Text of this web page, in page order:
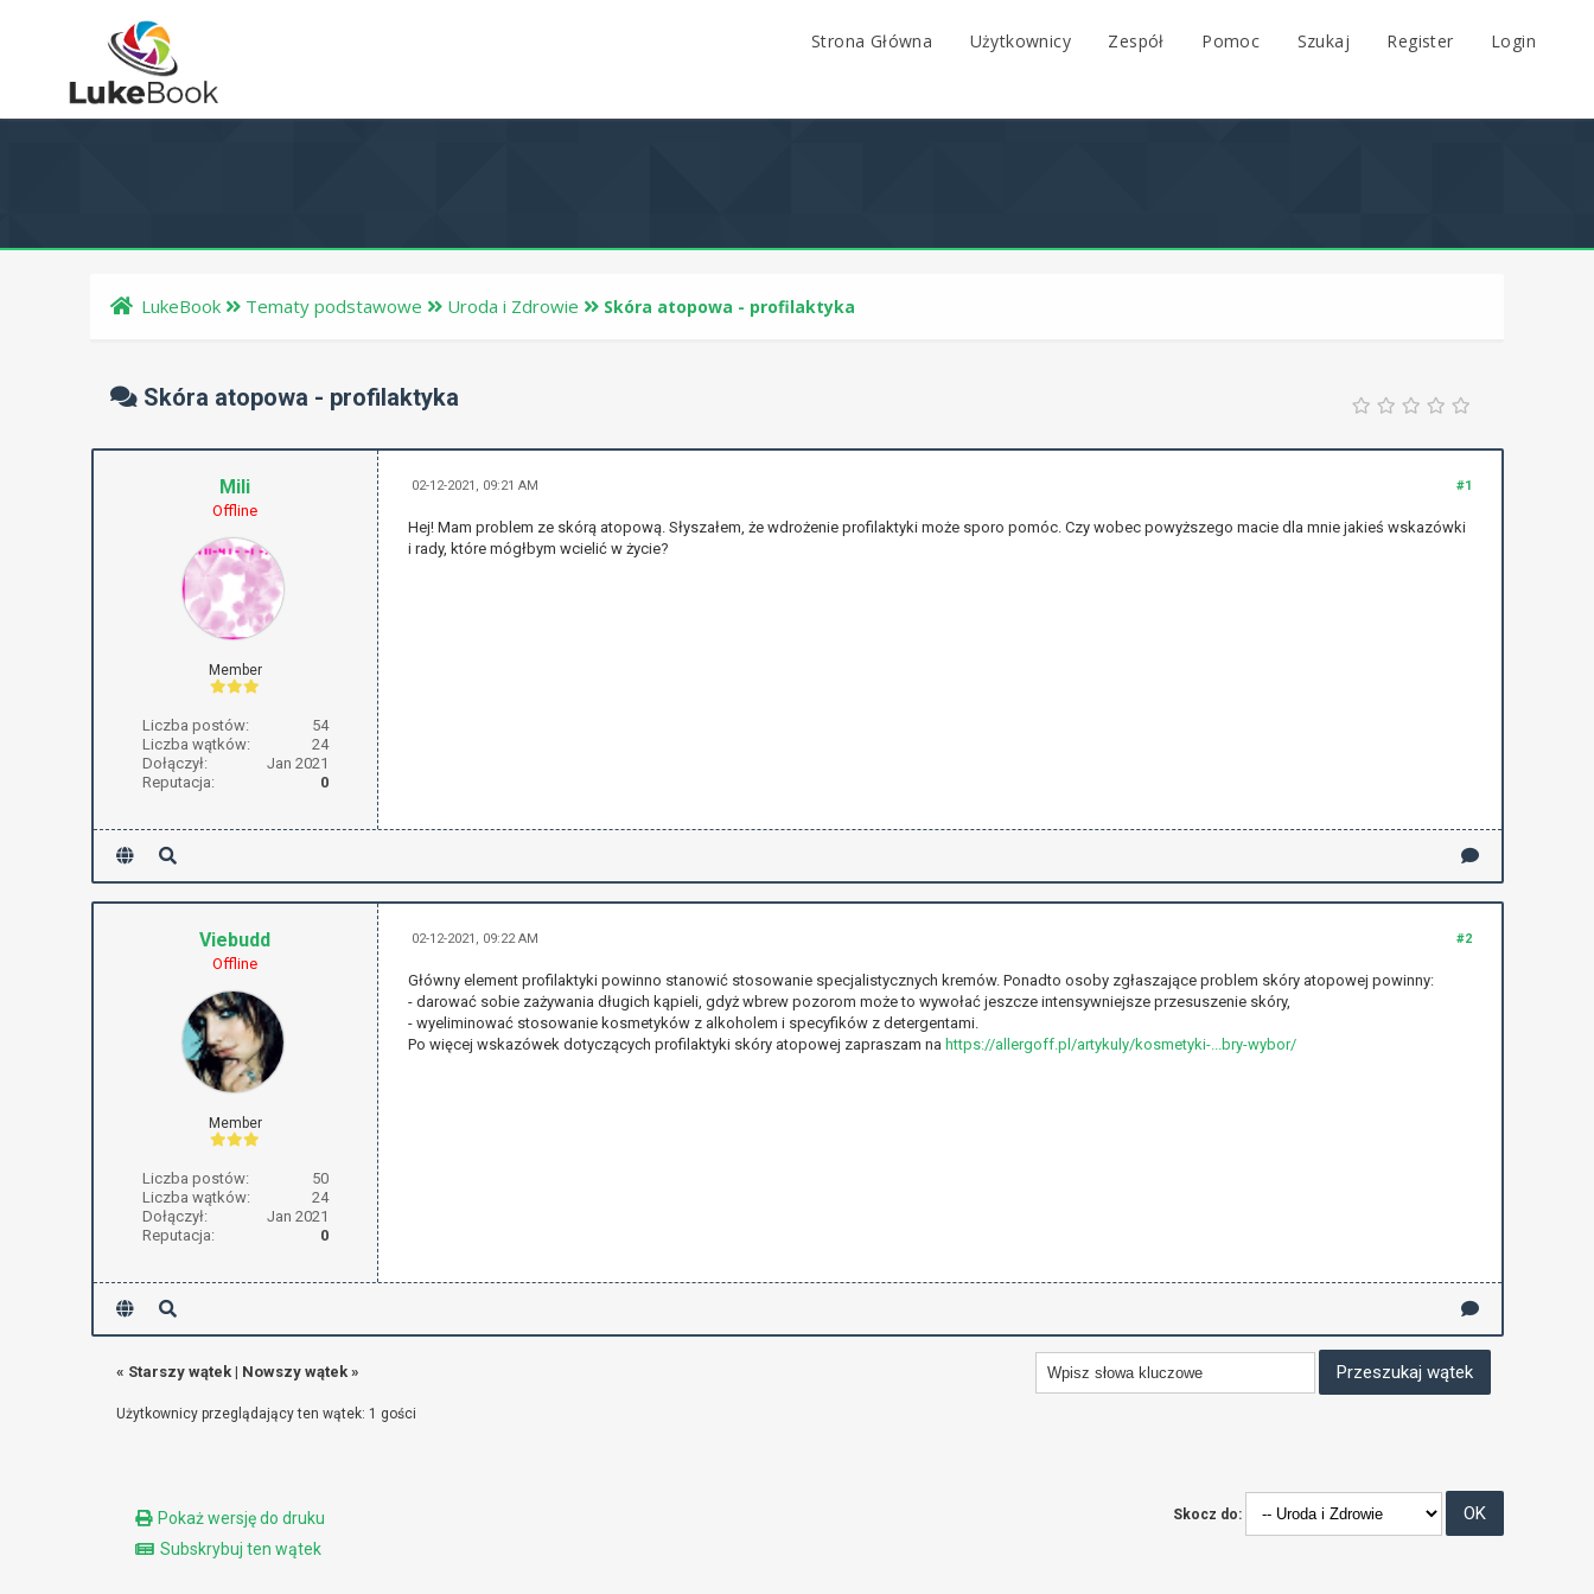
Strona Główna Użytkownicy Zespół Pomoc Szukaj Register Login
LukeBook Tematy podstawowe Uroda i Zdrowie Skóra atopowa - profilaktyka
Skóra atopowa - profilaktyka
Mili
Offline
Member
Liczba postów:
54
Liczba wątków:
24
Dołączył:
Jan 2021
Reputacja:
0
#1
02-12-2021, 09:21 AM
Hej! Mam problem ze skórą atopową. Słyszałem, że wdrożenie profilaktyki może sporo pomóc. Czy wobec powyższego macie dla mnie jakieś wskazówki
i rady, które mógłbym wcielić w życie?
Viebudd
Offline
Member
Liczba postów:
50
Liczba wątków:
24
Dołączył:
Jan 2021
Reputacja:
0
#2
02-12-2021, 09:22 AM
Główny element profilaktyki powinno stanowić stosowanie specjalistycznych kremów. Ponadto osoby zgłaszające problem skóry atopowej powinny:
- darować sobie zażywania długich kąpieli, gdyż wbrew pozorom może to wywołać jeszcze intensywniejsze przesuszenie skóry,
- wyeliminować stosowanie kosmetyków z alkoholem i specyfików z detergentami.
Po więcej wskazówek dotyczących profilaktyki skóry atopowej zapraszam na https://allergoff.pl/artykuly/kosmetyki-...bry-wybor/
« Starszy wątek| Nowszy wątek»
Użytkownicy przeglądający ten wątek: 1 gości
Pokaż wersję do druku
Subskrybuj ten wątek
Skocz do: